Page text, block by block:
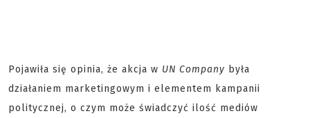
Pojawiła się opinia, że akcja w UN Company była
działaniem marketingowym i elementem kampanii
politycznej, o czym może świadczyć ilość mediów